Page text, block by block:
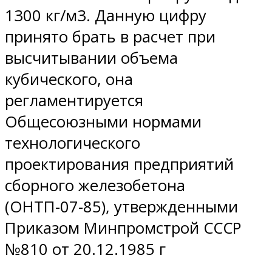
1300 кг/м3. Данную цифру
принято брать в расчет при
высчитывании объема
кубического, она
регламентируется
Общесоюзными нормами
технологического
проектирования предприятий
сборного железобетона
(ОНТП-07-85), утвержденными
Приказом Минпромстрой СССР
№810 от 20.12.1985 г